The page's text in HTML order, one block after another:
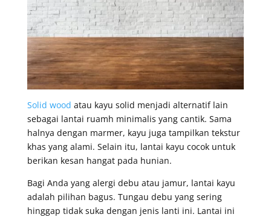
Solid wood atau kayu solid menjadi alternatif lain
sebagai lantai ruamh minimalis yang cantik. Sama
halnya dengan marmer, kayu juga tampilkan tekstur
khas yang alami. Selain itu, lantai kayu cocok untuk
berikan kesan hangat pada hunian.
Bagi Anda yang alergi debu atau jamur, lantai kayu
adalah pilihan bagus. Tungau debu yang sering
hinggap tidak suka dengan jenis lanti ini. Lantai ini